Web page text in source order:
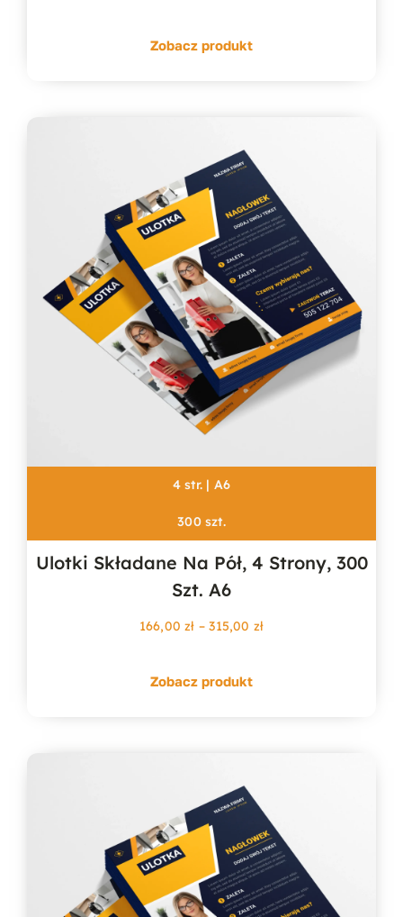
Zobacz produkt
4 str. | A6
300 szt.
Ulotki Składane Na Pół, 4 Strony, 300
Szt. A6
166,00zł – 315,00 złZakres
Zobacz produkt